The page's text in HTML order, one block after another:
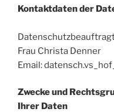
Kontaktdaten der
Frau Christa Denner
Email:
Zwecke und
Ihrer Daten